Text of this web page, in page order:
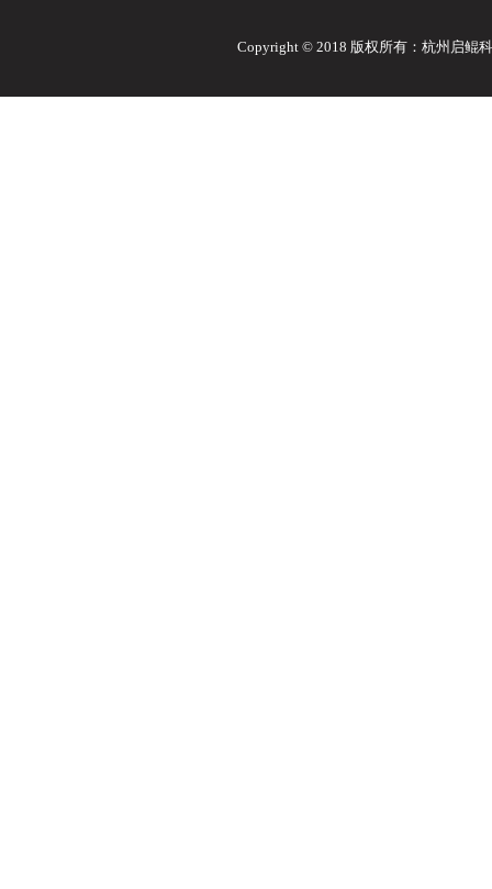
Copyright © 2018 版权所有：杭州启鲲